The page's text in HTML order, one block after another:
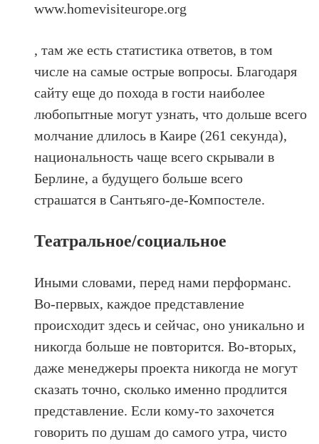
www.homevisiteurope.org
, там же есть статистика ответов, в том
числе на самые острые вопросы. Благодаря
сайту еще до похода в гости наиболее
любопытные могут узнать, что дольше всего
молчание длилось в Каире (261 секунда),
национальность чаще всего скрывали в
Берлине, а будущего больше всего
страшатся в Сантьяго-де-Компостеле.
Театральное/социальное
Иными словами, перед нами перформанс.
Во-первых, каждое представление
происходит здесь и сейчас, оно уникально и
никогда больше не повторится. Во-вторых,
даже менеджеры проекта никогда не могут
сказать точно, сколько именно продлится
представление. Если кому-то захочется
говорить по душам до самого утра, чисто